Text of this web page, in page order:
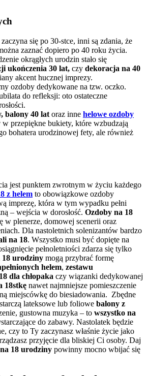
się po 30-stce, inni są zdania, że
zaznać dopiero po 40 roku życia.
okrągłych urodzin stało się
ukończenia 30 lat, czy dekoracja na 40
akcent hucznej imprezy.
ozdoby dedykowane na tzw. oczko.
do refleksji: oto ostateczne
balony 40 lat oraz inne helowe ozdoby
w przepiękne bukiety, które wzbudzają
bohatera urodzinowej fety, ale również
jest punktem zwrotnym w życiu każdego
z helem to obowiązkowe ozdoby
imprezę, która w tym wypadku pełni
– wejścia w dorosłość. Ozdoby na 18
w plenerze, domowej scenerii oraz
Dla nastoletnich solenizantów bardzo
na 18. Wszystko musi być dopięte na
pełnoletniości zdarza się tylko
18 urodziny mogą przybrać formę
helem, zestawu
dla chłopaka czy wiązanki dedykowanej
18stkę nawet najmniejsze pomieszczenie
miejscówkę do biesiadowania. Zbędne
lateksowe lub foliowe balony z
gustowna muzyka – to wszystko na
do zabawy. Nastolatek będzie
czy to Ty zaczynasz właśnie życie jako
przyjęcie dla bliskiej Ci osoby. Daj
18 urodziny powinny mocno wbijać się